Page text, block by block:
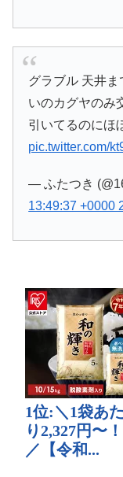
グラブル 天井
いのカグヤのみ
引いてるのにほ
pic.twitter.com/
— ふたつき
13:49:37 +0000